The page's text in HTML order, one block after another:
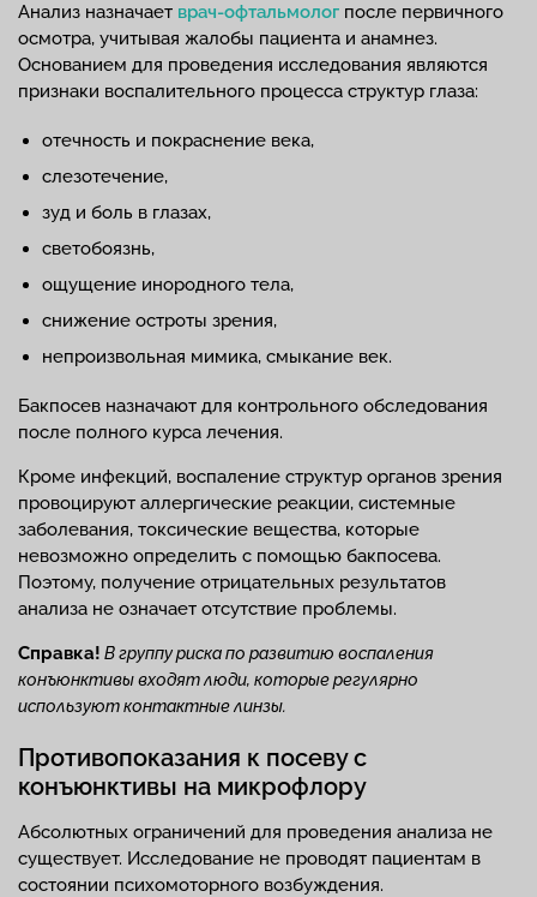
Анализ назначает врач-офтальмолог после первичного
осмотра, учитывая жалобы пациента и анамнез.
Основанием для проведения исследования являются
признаки воспалительного процесса структур глаза:
отечность и покраснение века,
слезотечение,
зуд и боль в глазах,
светобоязнь,
ощущение инородного тела,
снижение остроты зрения,
непроизвольная мимика, смыкание век.
Бакпосев назначают для контрольного обследования
после полного курса лечения.
Кроме инфекций, воспаление структур органов зрения
провоцируют аллергические реакции, системные
заболевания, токсические вещества, которые
невозможно определить с помощью бакпосева.
Поэтому, получение отрицательных результатов
анализа не означает отсутствие проблемы.
Справка! В группу риска по развитию воспаления
конъюнктивы входят люди, которые регулярно
используют контактные линзы.
Противопоказания к посеву с
конъюнктивы на микрофлору
Абсолютных ограничений для проведения анализа не
существует. Исследование не проводят пациентам в
состоянии психомоторного возбуждения.